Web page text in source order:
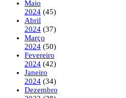
Maio
2024 (45)
Abril
2024 (37)
Março
2024 (50)
Fevereiro
2024 (42)
Janeiro
2024 (34)
Dezembro